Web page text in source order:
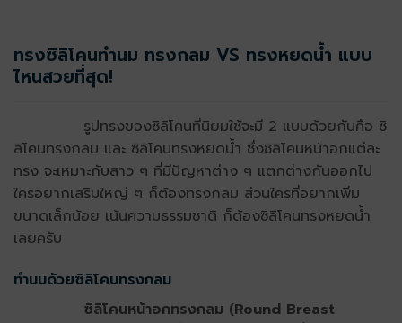
ทรงซิลิโคนทำนม ทรงกลม VS ทรงหยดน้ำ แบบ
ไหนสวยที่สุด!
รูปทรงของซิลิโคนที่นิยมใช้จะมี 2 แบบด้วยกันคือ ซิ
ลิโคนทรงกลม และ ซิลิโคนทรงหยดน้ำ ซึ่งซิลิโคนหน้าอกแต่ละ
ทรง จะเหมาะกับสาว ๆ ที่มีปัญหาต่าง ๆ แตกต่างกันออกไป
ใครอยากเสริมใหญ่ ๆ ก็ต้องทรงกลม ส่วนใครที่อยากเพิ่ม
ขนาดเล็กน้อย เน้นความธรรมชาติ ก็ต้องซิลิโคนทรงหยดน้ำ
เลยครับ
ทำนมด้วยซิลิโคนทรงกลม
ซิลิโคนหน้าอกทรงกลม (Round Breast